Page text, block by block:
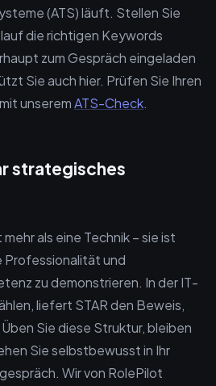
(ATS) läuft. Stellen Sie
die richtigen Keywords
zum Gespräch eingeladen
Sie auch hier. Prüfen Sie Ihren
unseremATS-Check.
strategisches
als eine Technik – sie ist
Professionalität und
zu demonstrieren. In der IT-
liefert STAR den Beweis,
Sie diese Struktur, bleiben
Sie selbstbewusst in Ihr
Wir von RolePilot